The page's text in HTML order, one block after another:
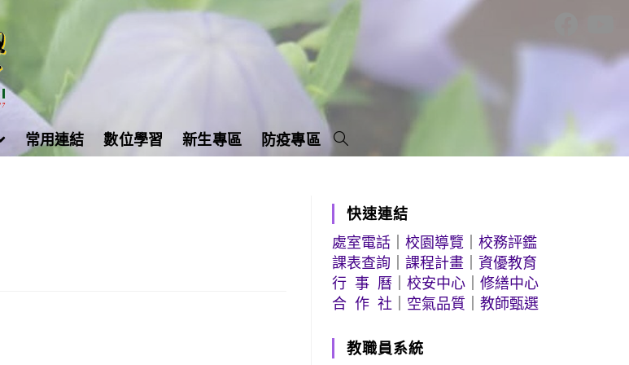
常用連結 數位學習 新生專區 防疫專區
快速連結
處室電話 ｜校園導覽 ｜校務評鑑
課表查詢 ｜課程計畫 ｜資優教育
行 事 曆 ｜校安中心 ｜修繕中心
合 作 社
空氣品質 ｜教師甄選
教職員系統